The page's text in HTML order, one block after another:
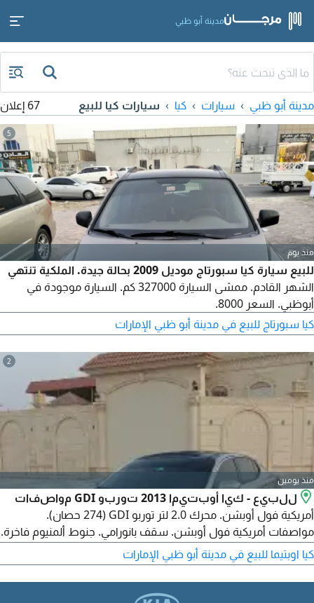
مدينة أبو ظبي
مدينة أبو ظبي سيارات كيا سيارات كيا للبيع 67 إعلان
5
منذ يوم
للبيع سيارة كيا سبورتاج موديل 2009 بحالة جيدة. الملكية تنتهي
الشهر القادم. ممشى السيارة 327000 كم. السيارة موجودة في
أبوظبي. السعر 8000.
كيا سبورتاج للبيع في مدينة أبو ظبي الإمارات
2
منذ يومين
للبيع - كيا أوبتيما 2013 توربو GDI مواصفات
أمريكية فول أوبشن. محرك 2.0 لتر توربو GDI (274 حصان).
مواصفات أمريكية فول أوبشن. سقف بانورامي. جنوط ألمنيوم فاخرة.
شعارات K محدثة وأنيقة. المحرك والجير والشاسيه في حالة ممتازة.
تكييف بارد جداً. داخلية وخارجية نظيفة. لا يحتاج إلى أي عمل - جاهزة
للقيادة. ملكية 10 أشهر. متوفرة. السعر 15999 درهم إماراتي.
كيا اوبتيما للبيع في مدينة أبو ظبي الإمارات